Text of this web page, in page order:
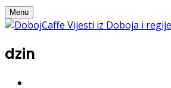
Menu
dzin